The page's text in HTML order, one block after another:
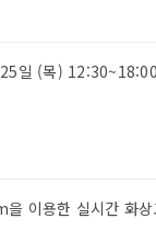
일 (목)
이용한 실시간 화